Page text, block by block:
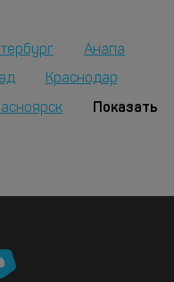
Анапа
Краснодар
Показать